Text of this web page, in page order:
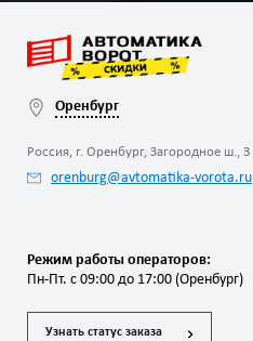
Оренбург
Россия, г. Оренбург, Загородное ш., 3
orenburg@avtomatika-vorota.ru
Режим работы операторов:
Пн-Пт. с 09:00 до 17:00 (Оренбург)
Узнать статус заказа